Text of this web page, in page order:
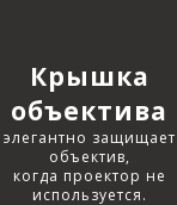
Крышка
объектива
элегантно защищает
объектив,
когда проектор не
используется.​